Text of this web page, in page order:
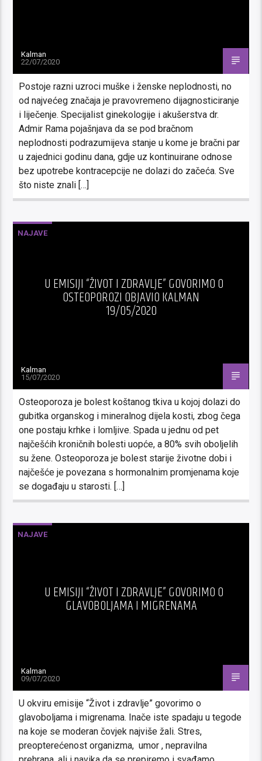
Kalman
22/07/2020
Postoje razni uzroci muške i ženske neplodnosti, no
od najvećeg značaja je pravovremeno dijagnosticiranje
i liječenje. Specijalist ginekologije i akušerstva dr.
Admir Rama pojašnjava da se pod bračnom
neplodnosti podrazumijeva stanje u kome je bračni par
u zajednici godinu dana, gdje uz kontinuirane odnose
bez upotrebe kontracepcije ne dolazi do začeća. Sve
što niste znali […]
NAJAVE
U EMISIJI “ŽIVOT I ZDRAVLJE” GOVORIMO O
OSTEOPOROZI OBJAVIO KALMAN
19/05/2020
Kalman
15/07/2020
Osteoporoza je bolest koštanog tkiva u kojoj dolazi do
gubitka organskog i mineralnog dijela kosti, zbog čega
one postaju krhke i lomljive. Spada u jednu od pet
najčešćih kroničnih bolesti uopće, a 80% svih oboljelih
su žene. Osteoporoza je bolest starije životne dobi i
najčešće je povezana s hormonalnim promjenama koje
se događaju u starosti. […]
NAJAVE
U EMISIJI “ŽIVOT I ZDRAVLJE” GOVORIMO O
GLAVOBOLJAMA I MIGRENAMA
Kalman
09/07/2020
U okviru emisije “Život i zdravlje” govorimo o
glavoboljama i migrenama. Inače iste spadaju u tegode
na koje se moderan čovjek najviše žali. Stres,
preopterećenost organizma, umor , nepravilna